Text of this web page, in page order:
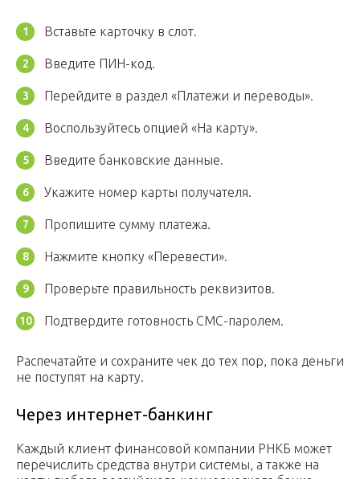
Вставьте карточку в слот.
Введите ПИН-код.
Перейдите в раздел «Платежи и переводы».
Воспользуйтесь опцией «На карту».
Введите банковские данные.
Укажите номер карты получателя.
Пропишите сумму платежа.
Нажмите кнопку «Перевести».
Проверьте правильность реквизитов.
Подтвердите готовность СМС-паролем.
Распечатайте и сохраните чек до тех пор, пока деньги
не поступят на карту.
Через интернет-банкинг
Каждый клиент финансовой компании РНКБ может
перечислить средства внутри системы, а также на